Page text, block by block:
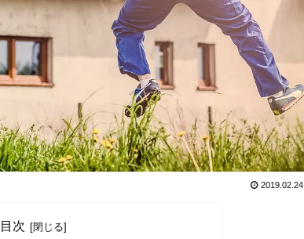
2019.02.24
目次